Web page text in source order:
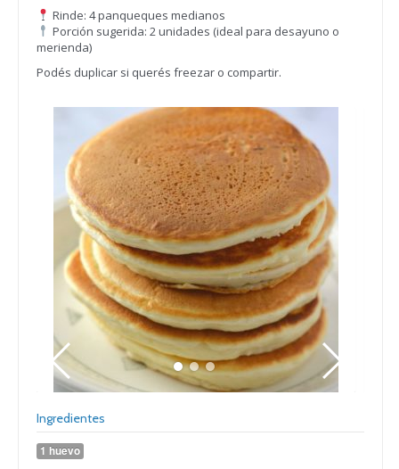
Rinde: 4 panqueques medianos
Porción sugerida: 2 unidades (ideal para desayuno o
merienda)
Podés duplicar si querés freezar o compartir.
Ingredientes
1 huevo